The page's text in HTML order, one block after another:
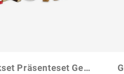
Geschenkset Präsenteset Gefüllter Weihnachtssack